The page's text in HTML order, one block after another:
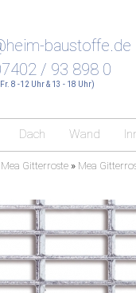
baustoffe.de
/ 93 898 0
8 -12 Uhr & 13 - 18 Uhr)
Dach Wand
Mea Gitterroste » Mea